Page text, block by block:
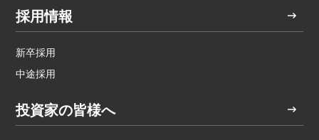
採用情報
新卒採用
中途採用
投資家の皆様へ